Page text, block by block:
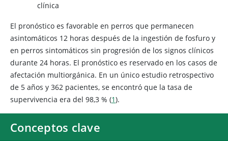
clínica
El pronóstico es favorable en perros que permanecen
asintomáticos 12 horas después de la ingestión de fosfuro y
en perros sintomáticos sin progresión de los signos clínicos
durante 24 horas. El pronóstico es reservado en los casos de
afectación multiorgánica. En un único estudio retrospectivo
de 5 años y 362 pacientes, se encontró que la tasa de
supervivencia era del 98,3 % (1).
Conceptos clave